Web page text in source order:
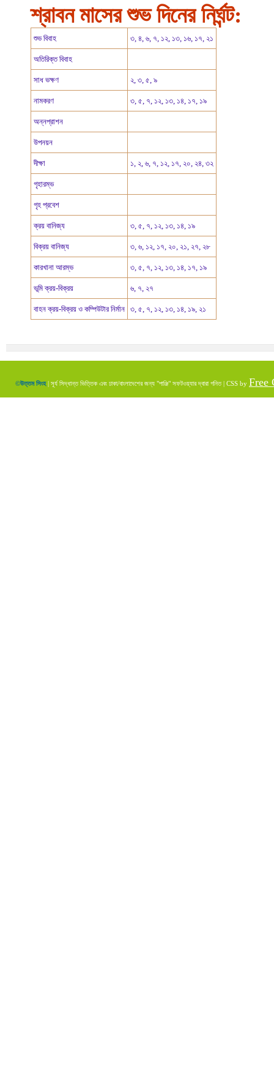
শ্রাবনমাসের শুভ দিনের নির্ঘন্ট:
শুভ বিবাহ ৩, ৪, ৬, ৭, ১২, ১৩, ১৬, ১৭, ২১
অতিরিক্ত বিবাহ
সাধ ভক্ষণ ২, ৩, ৫, ৯
নামকরণ ৩, ৫, ৭, ১২, ১৩, ১৪, ১৭, ১৯
অন্নপ্রাশন
উপনয়ন
দীক্ষা ১, ২, ৬, ৭, ১২, ১৭, ২০, ২৪, ৩২
গৃহারম্ভ
গৃহ প্রবেশ
ক্রয় বানিজ্য ৩, ৫, ৭, ১২, ১৩, ১৪, ১৯
বিক্রয় বানিজ্য ৩, ৬, ১২, ১৭, ২০, ২১, ২৭, ২৮
কারখানা আরম্ভ ৩, ৫, ৭, ১২, ১৩, ১৪, ১৭, ১৯
ভূমি ক্রয়-বিক্রয় ৬, ৭, ২৭
বাহন ক্রয়-বিক্রয় ও কম্পিউটার নির্মান ৩, ৫, ৭, ১২, ১৩, ১৪, ১৯, ২১
©উত্তম সিংহ | সূর্য সিদ্ধান্ত ভিত্তিক এবং ঢাকা/বাংলাদেশের জন্য "পাঞ্জি" সফটওয়্যার দ্বারা গনিত | CSS by Free